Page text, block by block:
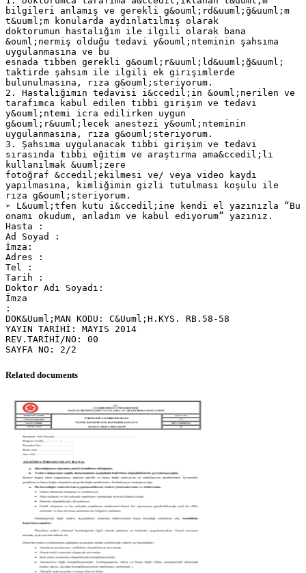
bilgileri anlamış ve gerekli g&ouml;rd&uuml;ğ&uuml;m
t&uuml;m konularda aydınlatılmış olarak
doktorumun hastalığım ile ilgili olarak bana
&ouml;nermiş olduğu tedavi y&ouml;nteminin şahsıma
uygulanmasına ve bu
esnada tıbben gerekli g&ouml;r&uuml;ld&uuml;ğ&uuml;
taktirde şahsım ile ilgili ek girişimlerde
bulunulmasına, rıza g&ouml;steriyorum.
2. Hastalığımın tedavisi i&ccedil;in &ouml;nerilen ve
tarafımca kabul edilen tıbbi girişim ve tedavi
y&ouml;ntemi icra edilirken uygun
g&ouml;r&uuml;lecek anestezi y&ouml;nteminin
uygulanmasına, rıza g&ouml;steriyorum.
3. Şahsıma uygulanacak tıbbi girişim ve tedavi
sırasında tıbbi eğitim ve araştırma ama&ccedil;lı
kullanılmak &uuml;zere
fotoğraf &ccedil;ekilmesi ve/ veya video kaydı
yapılmasına, kimliğimin gizli tutulması koşulu ile
rıza g&ouml;steriyorum.
➢ L&uuml;tfen kutu i&ccedil;ine kendi el yazınızla “Bu
onamı okudum, anladım ve kabul ediyorum” yazınız.
Hasta :
Ad Soyad :
İmza:
Adres :
Tel :
Tarih :
Doktor Adı Soyadı:
İmza
:
DOK&Uuml;MAN KODU: C&Uuml;H.KYS. RB.58-58
YAYIN TARİHİ: MAYIS 2014
REV.TARİHİ/NO: 00
Related documents